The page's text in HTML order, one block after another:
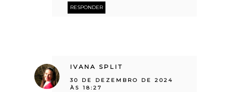
RESPONDER
IVANA SPLIT
30 DE DEZEMBRO DE 2024
ÀS 18:27